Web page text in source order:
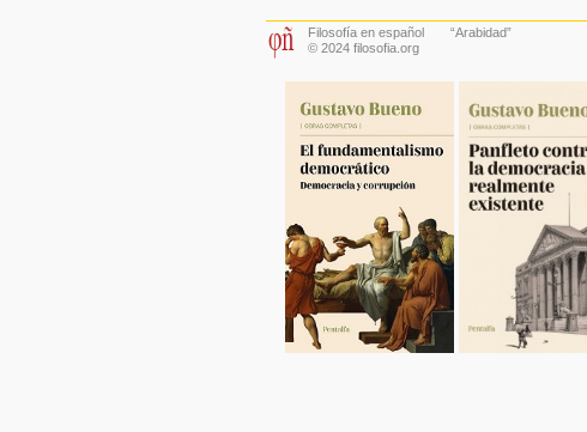
Filosofía en español
© 2024 filosofia.org
“Arabidad”